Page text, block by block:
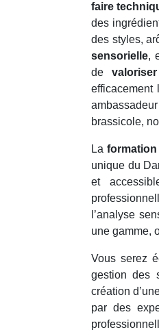
faire
des
des styles,
sensorielle,
de
efficacement
brassicole,
La formation
unique du
et
l’analyse
une gamme,
Vous serez
gestion des
création
par des